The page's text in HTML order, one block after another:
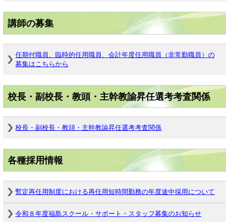
講師の募集
任期付職員、臨時的任用職員、会計年度任用職員（非常勤職員）の
募集はこちらから
校長・副校長・教頭・主幹教諭昇任選考考査関係
校長・副校長・教頭・主幹教諭昇任選考考査関係
各種採用情報
暫定再任用制度における再任用短時間勤務の年度途中採用について
令和８年度福島スクール・サポート・スタッフ募集のお知らせ